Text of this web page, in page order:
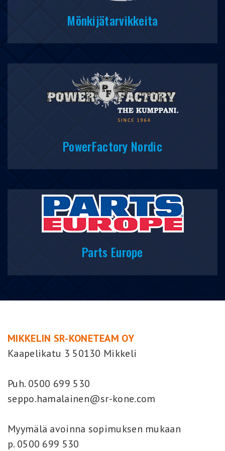
Mönkijätarvikkeita
PowerFactory Nordic
Parts Europe
MIKKELIN SR-KONETEAM OY
Kaapelikatu 3 50130 Mikkeli
Puh. 0500 699 530
seppo.hamalainen@sr-kone.com
Myymälä avoinna sopimuksen mukaan
p. 0500 699 530